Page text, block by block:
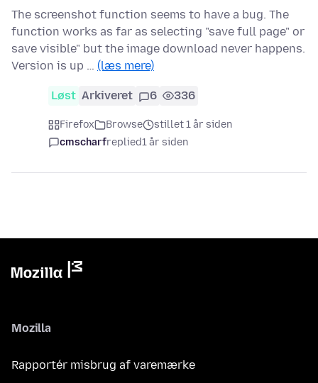
The screenshot function seems to have a bug. The
function works as far as selecting "save full page" or
save visible" but the image download never happens.
Version is up … (læs mere)
Løst Arkiveret 6 336
Firefox Browse
stillet 1 år siden
cmscharfreplied1 år siden
Mozilla
Rapportér misbrug af varemærke